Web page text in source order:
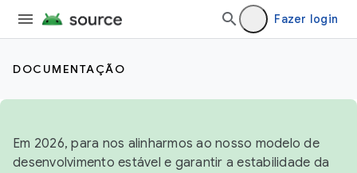
Fazer login
DOCUMENTAÇÃO
Em 2026, para nos alinharmos ao nosso modelo de
desenvolvimento estável e garantir a estabilidade da